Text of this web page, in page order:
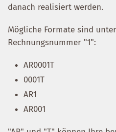
danach realisiert werden.
Mögliche Formate sind
Rechnungsnummer "1":
AR0001T
0001T
AR1
AR001